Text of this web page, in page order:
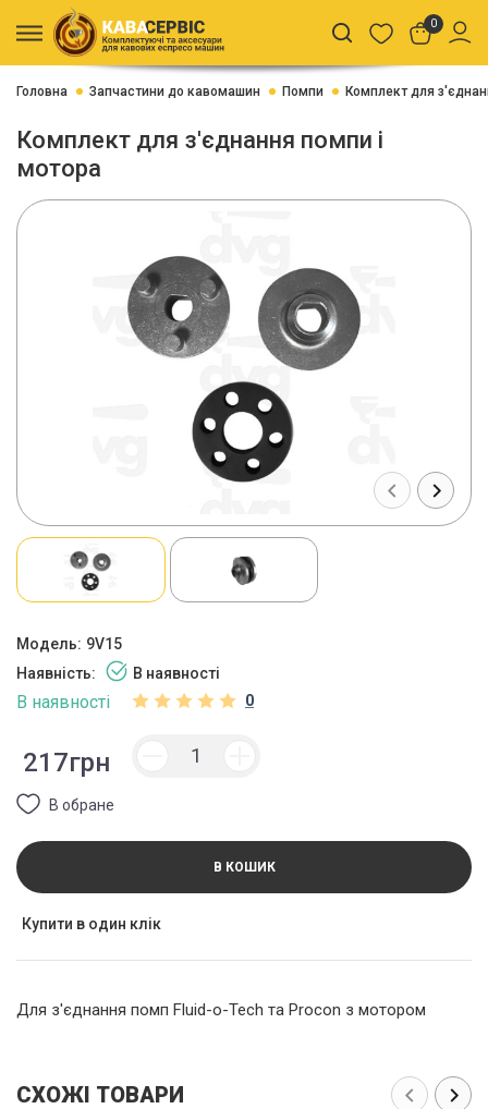
0
Головна Запчастини до кавомашин Помпи Комплект для
Комплект для з'єднання помпи і
мотора
Модель: 9V15
Наявність:
В наявності
В наявності 0
217грн
В обране
В КОШИК
Купити в один клік
Для з'єднання помп Fluid-o-Tech та Procon з мотором
СХОЖІ ТОВАРИ